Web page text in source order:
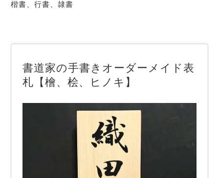
楷書、行書、隷書
書道家の手書きオーダーメイド表
札【檜、桧、ヒノキ】